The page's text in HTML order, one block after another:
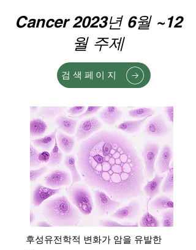
Cancer 2023년 6월 ~12
월 주제
검색페이지
후성유전학적 변화가 암을 유발한